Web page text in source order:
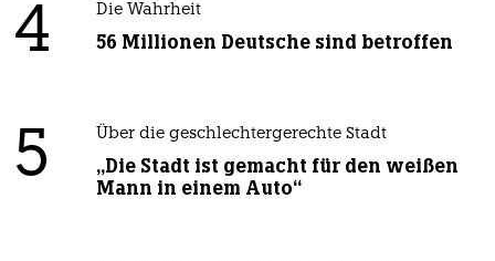
4 Die Wahrheit
56 Millionen Deutsche sind betroffen
5 Über die geschlechtergerechte Stadt
„Die Stadt ist gemacht für den weißen
Mann in einem Auto“